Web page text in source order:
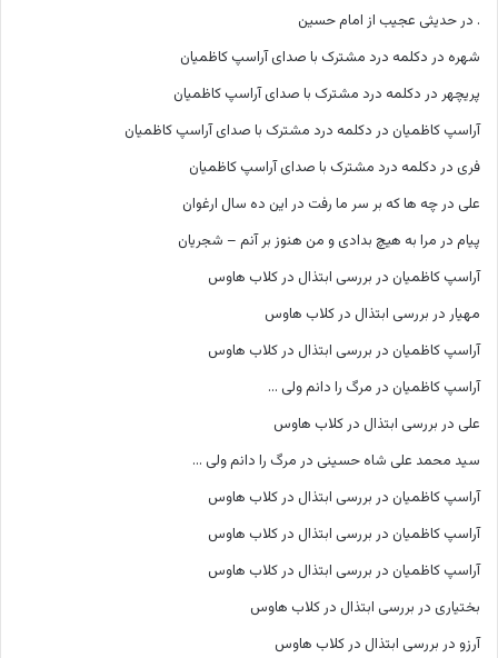
. در حدیثی عجیب از امام حسین
شهره در دکلمه درد مشترک با صدای آراسپ کاظمیان
پریچهر در دکلمه درد مشترک با صدای آراسپ کاظمیان
آراسپ کاظمیان در دکلمه درد مشترک با صدای آراسپ کاظمیان
فری در دکلمه درد مشترک با صدای آراسپ کاظمیان
علی در چه ها که بر سر ما رفت در این ده سال ارغوان
پیام در مرا به هیچ بدادی و من هنوز بر آنم – شجریان
آراسپ کاظمیان در بررسی ابتذال در کلاب هاوس
مهیار در بررسی ابتذال در کلاب هاوس
آراسپ کاظمیان در بررسی ابتذال در کلاب هاوس
آراسپ کاظمیان در مرگ را دانم ولی …
علی در بررسی ابتذال در کلاب هاوس
سید محمد علی شاه حسینی در مرگ را دانم ولی …
آراسپ کاظمیان در بررسی ابتذال در کلاب هاوس
آراسپ کاظمیان در بررسی ابتذال در کلاب هاوس
آراسپ کاظمیان در بررسی ابتذال در کلاب هاوس
بختیاری در بررسی ابتذال در کلاب هاوس
آرزو در بررسی ابتذال در کلاب هاوس